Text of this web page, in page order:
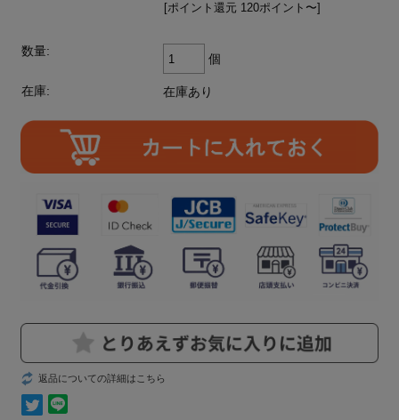
[ポイント還元 120ポイント〜]
数量:
個
在庫: 在庫あり
返品についての詳細はこちら